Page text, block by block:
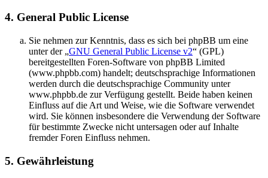
4. General Public License
Sie nehmen zur Kenntnis, dass es sich bei phpBB um eine
unter der „GNU General Public License v2“ (GPL)
bereitgestellten Foren-Software von phpBB Limited
(www.phpbb.com) handelt; deutschsprachige Informationen
werden durch die deutschsprachige Community unter
www.phpbb.de zur Verfügung gestellt. Beide haben keinen
Einfluss auf die Art und Weise, wie die Software verwendet
wird. Sie können insbesondere die Verwendung der Software
für bestimmte Zwecke nicht untersagen oder auf Inhalte
fremder Foren Einfluss nehmen.
5. Gewährleistung